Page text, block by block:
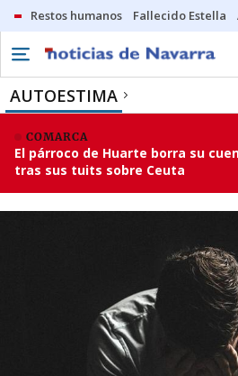
Restos humanos Fallecido Estella
AUTOESTIMA
COMARCA
El párroco de Huarte borra su
tras sus tuits sobre Ceuta